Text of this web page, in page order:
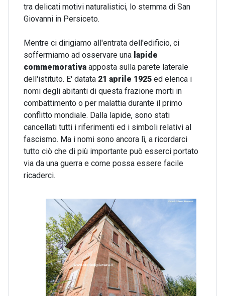
tra delicati motivi naturalistici, lo stemma di San
Giovanni in Persiceto.
Mentre ci dirigiamo all'entrata dell'edificio, ci
soffermiamo ad osservare una lapide
commemorativa apposta sulla parete laterale
dell'istituto. E' datata 21 aprile 1925 ed elenca i
nomi degli abitanti di questa frazione morti in
combattimento o per malattia durante il primo
conflitto mondiale. Dalla lapide, sono stati
cancellati tutti i riferimenti ed i simboli relativi al
fascismo. Ma i nomi sono ancora lì, a ricordarci
tutto ciò che di più importante può esserci portato
via da una guerra e come possa essere facile
ricaderci.